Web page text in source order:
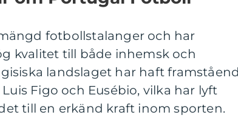
fotbollstalanger och har
kvalitet till både inhemsk och
landslaget har haft
Figo och Eusébio, vilka har lyft
till en erkänd kraft inom sporten.